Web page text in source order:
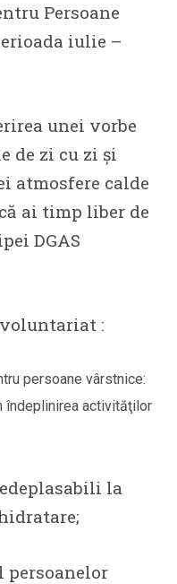
Persoane
iulie –
unei vorbe
de zi cu zi și
atmosfere calde
ai timp liber de
DGAS
:
persoane vârstnice:
îndeplinirea activităţilor
la